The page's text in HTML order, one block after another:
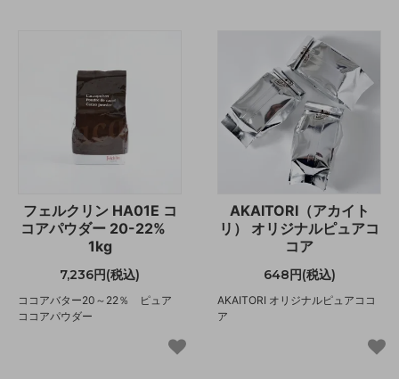
フェルクリン HA01E コ
コアパウダー 20-22%
1kg
7,236円(税込)
ココアバター20～22％ ピュア
ココアパウダー
AKAITORI（アカイト
リ） オリジナルピュアコ
コア
648円(税込)
AKAITORI オリジナルピュアココ
ア